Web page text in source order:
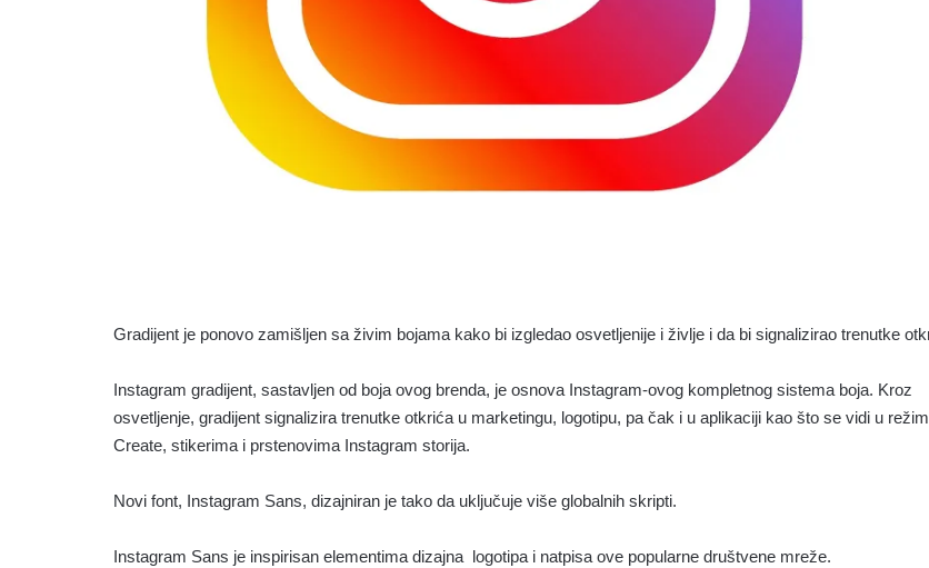
Gradijent je ponovo zamišljen sa živim bojama kako bi izgledao osvetljenije i življe i da bi signalizirao trenutke
Instagram gradijent, sastavljen od boja ovog brenda, je osnova Instagram-ovog kompletnog sistema boja. Kroz
osvetljenje, gradijent signalizira trenutke otkrića u marketingu, logotipu, pa čak i u aplikaciji kao što se vidi u
Create, stikerima i prstenovima Instagram storija.
Novi font, Instagram Sans, dizajniran je tako da uključuje više globalnih skripti.
Instagram Sans je inspirisan elementima dizajna logotipa i natpisa ove popularne društvene mreže.